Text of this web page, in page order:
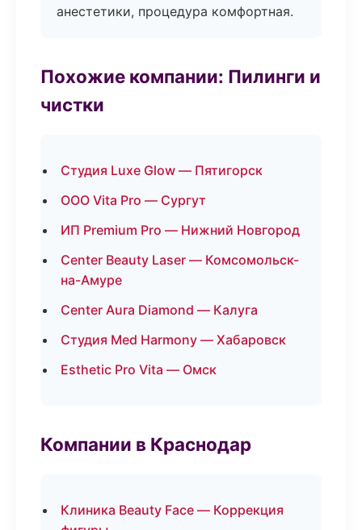
анестетики, процедура комфортная.
Похожие компании: Пилинги и
чистки
Студия Luxe Glow — Пятигорск
ООО Vita Pro — Сургут
ИП Premium Pro — Нижний Новгород
Center Beauty Laser — Комсомольск-
на-Амуре
Center Aura Diamond — Калуга
Студия Med Harmony — Хабаровск
Esthetic Pro Vita — Омск
Компании в Краснодар
Клиника Beauty Face — Коррекция